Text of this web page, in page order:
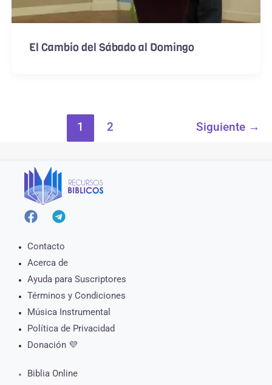
El Cambio del Sábado al Domingo
1 2 Siguiente →
Contacto
Acerca de
Ayuda para Suscriptores
Términos y Condiciones
Música Instrumental
Política de Privacidad
Donación 💜
Biblia Online